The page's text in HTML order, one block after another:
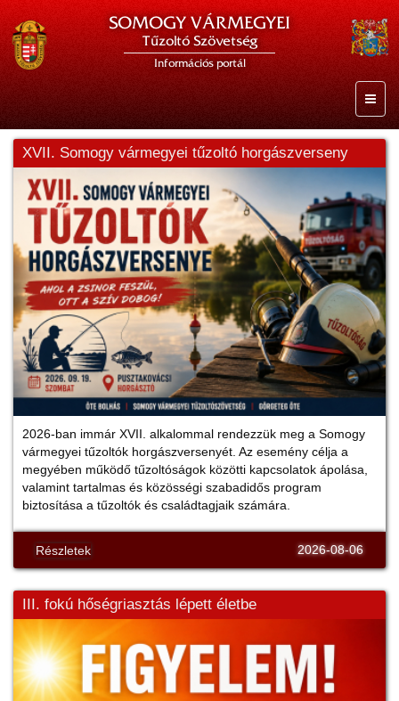
SOMOGY VÁRMEGYEI
Tűzoltó Szövetség
Információs portál
XVII. Somogy vármegyei tűzoltó horgászverseny
2026-ban immár XVII. alkalommal rendezzük meg a Somogy
vármegyei tűzoltók horgászversenyét. Az esemény célja a
megyében működő tűzoltóságok közötti kapcsolatok ápolása,
valamint tartalmas és közösségi szabadidős program
biztosítása a tűzoltók és családtagjaik számára.
Részletek 2026-08-06
III. fokú hőségriasztás lépett életbe